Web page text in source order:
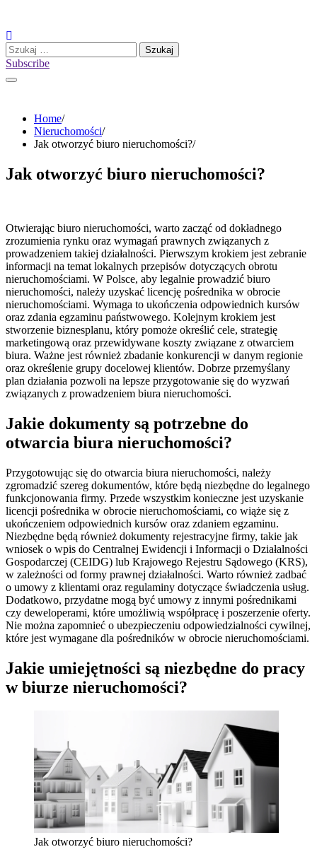
content
Szukaj:
Subscribe
Home
Nieruchomości
Jak otworzyć biuro nieruchomości?
Jak otworzyć biuro nieruchomości?
Otwierając biuro nieruchomości, warto zacząć od dokładnego
zrozumienia rynku oraz wymagań prawnych związanych z
prowadzeniem takiej działalności. Pierwszym krokiem jest zebranie
informacji na temat lokalnych przepisów dotyczących obrotu
nieruchomościami. W Polsce, aby legalnie prowadzić biuro
nieruchomości, należy uzyskać licencję pośrednika w obrocie
nieruchomościami. Wymaga to ukończenia odpowiednich kursów
oraz zdania egzaminu państwowego. Kolejnym krokiem jest
stworzenie biznesplanu, który pomoże określić cele, strategię
marketingową oraz przewidywane koszty związane z otwarciem
biura. Ważne jest również zbadanie konkurencji w danym regionie
oraz określenie grupy docelowej klientów. Dobrze przemyślany
plan działania pozwoli na lepsze przygotowanie się do wyzwań
związanych z prowadzeniem biura nieruchomości.
Jakie dokumenty są potrzebne do
otwarcia biura nieruchomości?
Przygotowując się do otwarcia biura nieruchomości, należy
zgromadzić szereg dokumentów, które będą niezbędne do legalnego
funkcjonowania firmy. Przede wszystkim konieczne jest uzyskanie
licencji pośrednika w obrocie nieruchomościami, co wiąże się z
ukończeniem odpowiednich kursów oraz zdaniem egzaminu.
Niezbędne będą również dokumenty rejestracyjne firmy, takie jak
wniosek o wpis do Centralnej Ewidencji i Informacji o Działalności
Gospodarczej (CEIDG) lub Krajowego Rejestru Sądowego (KRS),
w zależności od formy prawnej działalności. Warto również zadbać
o umowy z klientami oraz regulaminy dotyczące świadczenia usług.
Dodatkowo, przydatne mogą być umowy z innymi pośrednikami
czy deweloperami, które umożliwią współpracę i poszerzenie oferty.
Nie można zapomnieć o ubezpieczeniu odpowiedzialności cywilnej,
które jest wymagane dla pośredników w obrocie nieruchomościami.
Jakie umiejętności są niezbędne do pracy
w biurze nieruchomości?
Jak otworzyć biuro nieruchomości?